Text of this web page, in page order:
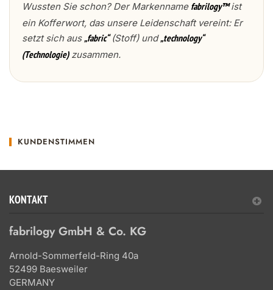
Wussten Sie schon? Der Markenname fabrilogy™ist
ein Kofferwort, das unsere Leidenschaft vereint: Er
setzt sich aus„fabric“(Stoff) und„technology“
(Technologie)zusammen.
KUNDENSTIMMEN
KONTAKT
fabrilogy GmbH & Co. KG
Arnold-Sommerfeld-Ring 40a
52499 Baesweiler
GERMANY